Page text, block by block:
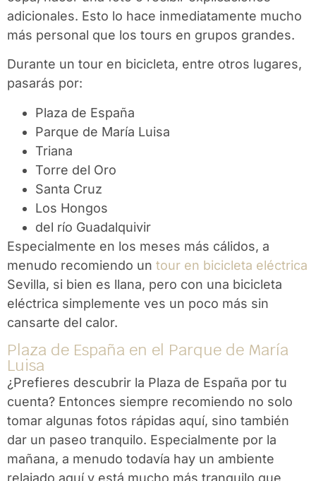
adicionales. Esto lo hace inmediatamente mucho
más personal que los tours en grupos grandes.
Durante un tour en bicicleta, entre otros lugares,
pasarás por:
Plaza de España
Parque de María Luisa
Triana
Torre del Oro
Santa Cruz
Los Hongos
del río Guadalquivir
Especialmente en los meses más cálidos, a
menudo recomiendo un tour en bicicleta eléctrica
Sevilla, si bien es llana, pero con una bicicleta
eléctrica simplemente ves un poco más sin
cansarte del calor.
Plaza de España en el Parque de María
Luisa
¿Prefieres descubrir la Plaza de España por tu
cuenta? Entonces siempre recomiendo no solo
tomar algunas fotos rápidas aquí, sino también
dar un paseo tranquilo. Especialmente por la
mañana, a menudo todavía hay un ambiente
relajado aquí y está mucho más tranquilo que